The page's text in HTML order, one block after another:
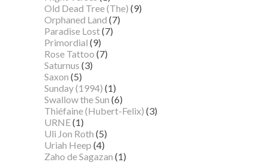
Old Dead Tree (The) (9)
Orphaned Land (7)
Paradise Lost(7)
Primordial (9)
Rose Tattoo (7)
Saturnus (3)
Saxon (5)
Sunday (1994) (1)
Swallow the Sun (6)
Thiéfaine (Hubert-Felix) (3)
URNE(1)
Uli Jon Roth (5)
Uriah Heep (4)
Zaho de Sagazan (1)